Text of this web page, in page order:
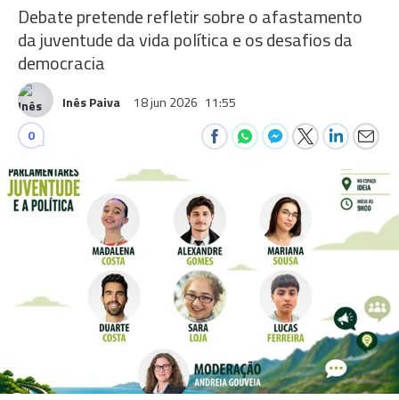
Debate pretende refletir sobre o afastamento
da juventude da vida política e os desafios da
democracia
Inês Paiva 18 jun 2026 11:55
0